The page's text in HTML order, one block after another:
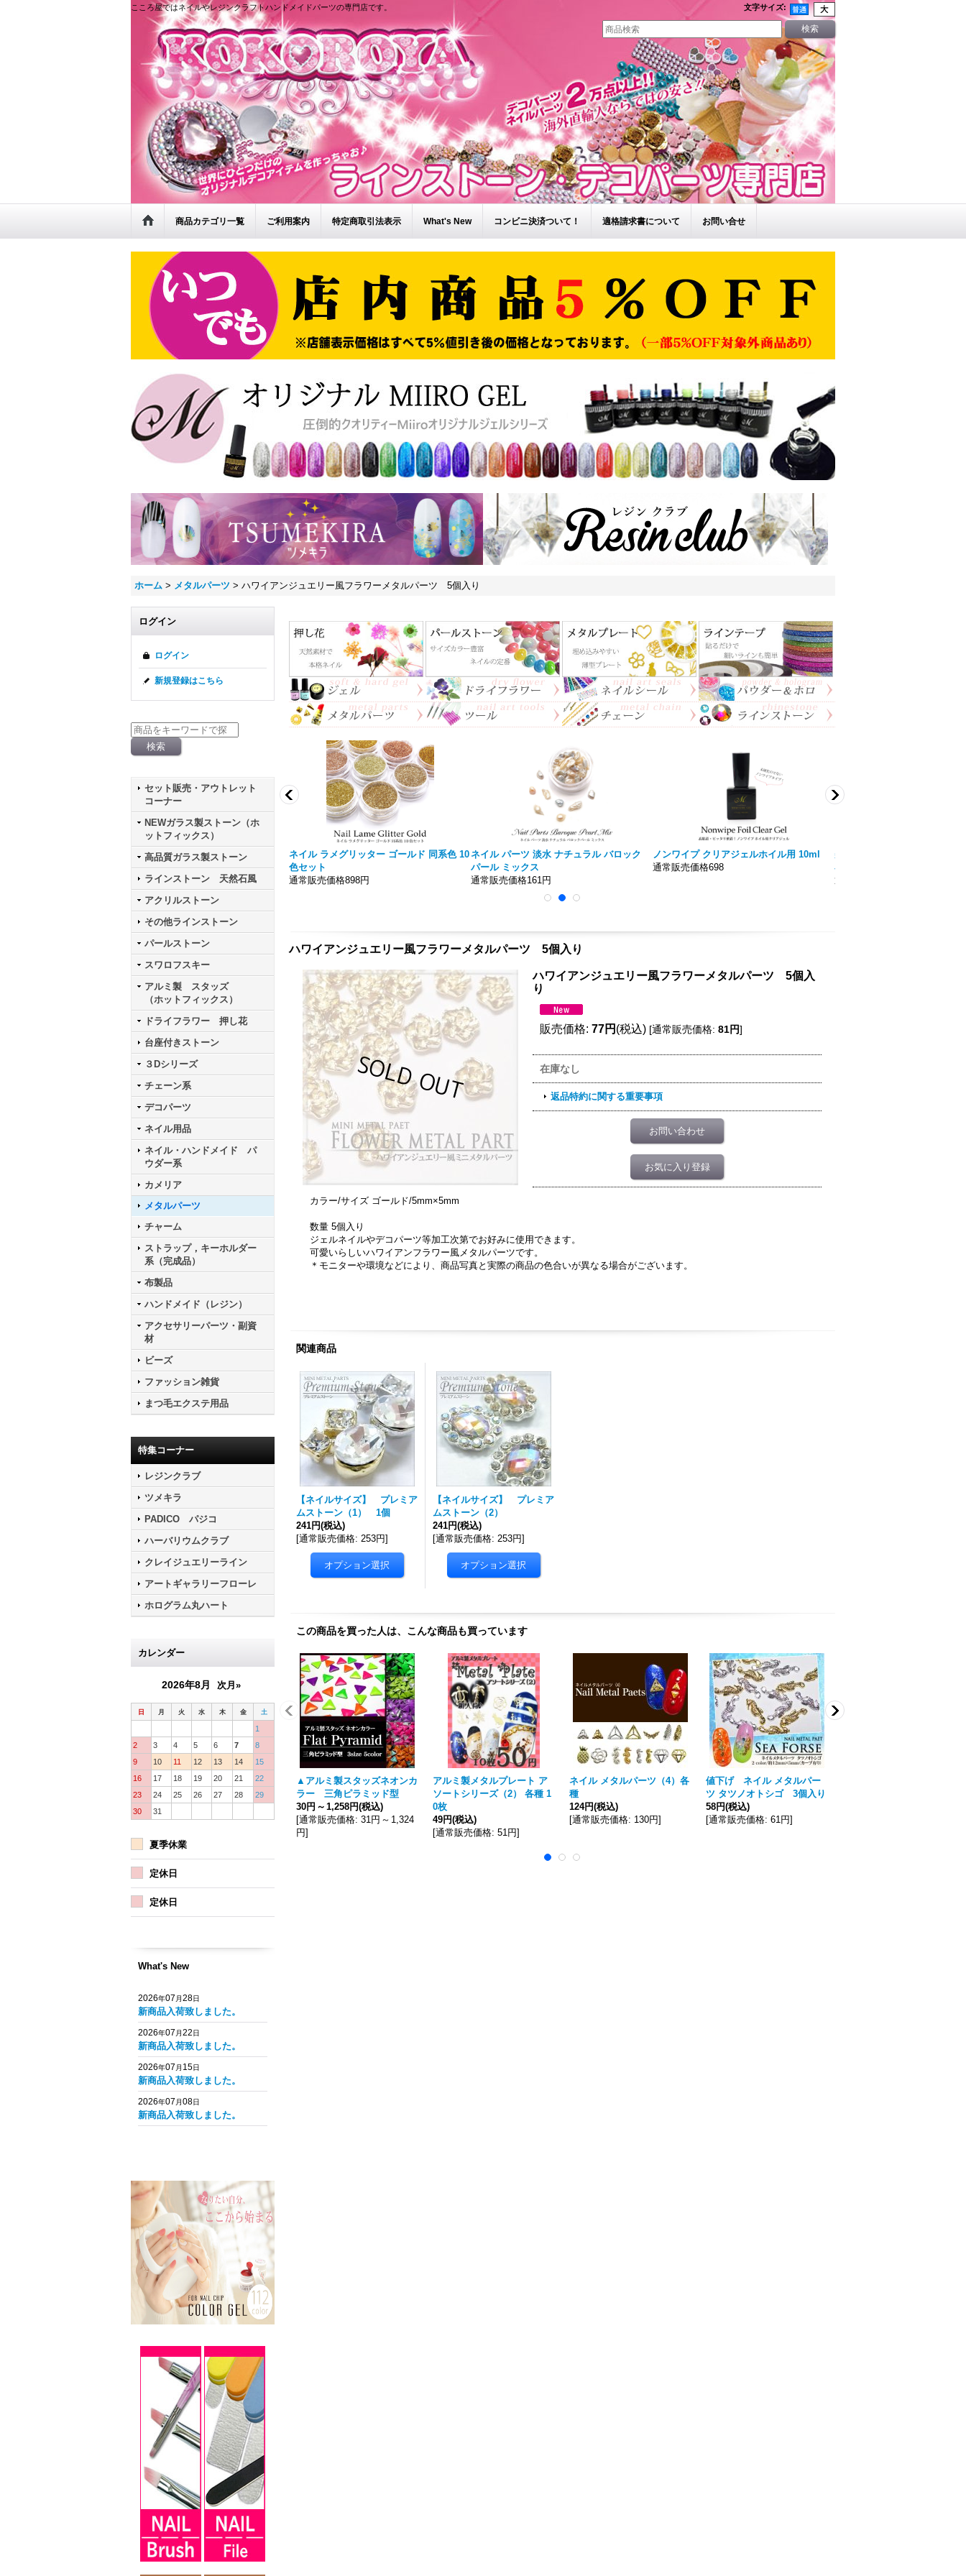
こころ屋ではネイルやレジンクラフトハンドメイドパーツの専門店です。 文字サイズ:
商品カテゴリ一覧 ご利用案内 特定商取引法表示 What's New コンビニ決済ついて！ 適格請求書について お問い合せ
ホーム > メタルパーツ > ハワイアンジュエリー風フラワーメタルパーツ 5個入り
ログイン
ログイン
新規登録はこちら
セット販売・アウトレット
コーナー
NEWガラス製ストーン（ホ
ットフィックス）
高品質ガラス製ストーン
ラインストーン 天然石風
アクリルストーン
その他ラインストーン
パールストーン
スワロフスキー
アルミ製 スタッズ
（ホットフィックス）
ドライフラワー 押し花
台座付きストーン
３Dシリーズ
チェーン系
デコパーツ
ネイル用品
ネイル・ハンドメイド パ
ウダー系
カメリア
メタルパーツ
チャーム
ストラップ，キーホルダー
系（完成品）
布製品
ハンドメイド（レジン）
アクセサリーパーツ・副資
材
ビーズ
ファッション雑貨
まつ毛エクステ用品
特集コーナー
レジンクラブ
ツメキラ
PADICO パジコ
ハーバリウムクラブ
クレイジュエリーライン
アートギャラリーフローレ
ホログラム丸ハート
カレンダー
2026年8月 次月»
日 月 火 水 木 金 土
1
2
3 4 5 6 7
8
9
10 11 12 13 14
15
16
17 18 19 20 21
22
23
24 25 26 27 28
29
30
31
夏季休業
定休日
定休日
What's New
2026年07 月28日
新商品入荷致しました。
2026年07 月22日
新商品入荷致しました。
2026年07 月 15日
新商品入荷致しました。
2026年07 月08日
新商品入荷致しました。
ニュアンス メタリック クロムパウダー ケ
ース入り
通常販売価格303円
ネイル ラメグリッター ゴールド 同系色 10
色セット
通常販売価格898円
ネイル パーツ 淡水 ナチュラル バロック
パール ミックス
通常販売価格161円
ノンワイプ クリアジェルホイル用 10ml
通常販売価格698
美色 Miiro】ノンワイプトッ
容量15ｍｌ 拭き取り不要！！
通常販売価格777円〜
ハワイアンジュエリー風フラワーメタルパーツ 5個入り
ハワイアンジュエリー風フラワーメタルパーツ 5個入
り
販売価格: 77円 (税込) [通常販売価格: 81円]
在庫なし
返品特約に関する重要事項
お問い合わせ
お気に入り登録
カラー/サイズ ゴールド/5mm×5mm
数量 5個入り
ジェルネイルやデコパーツ等加工次第でお好みに使用できます。
可愛いらしいハワイアンフラワー風メタルパーツです。
＊モニターや環境などにより、商品写真と実際の商品の色合いが異なる場合がございます。
関連商品
【ネイルサイズ】 プレミア
ムストーン（1） 1個
241円(税込)
[通常販売価格: 253円]
【ネイルサイズ】 プレミア
ムストーン（2）
241円(税込)
[通常販売価格: 253円]
この商品を買った人は、こんな商品も買っています
▲アルミ製スタッズネオンカ
ラー 三角ピラミッド型
30円 ～ 1,258円(税込)
[通常販売価格: 31円 ～ 1,324
円]
アルミ製メタルプレート ア
ソートシリーズ（2） 各種 1
0枚
49円(税込)
[通常販売価格: 51円]
ネイル メタルパーツ（4）各
種
124円(税込)
[通常販売価格: 130円]
値下げ ネイル メタルパー
ツ タツノオトシゴ 3個入り
58円(税込)
[通常販売価格: 61円]